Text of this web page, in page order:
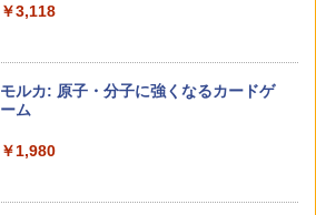
￥2,200
何回も書ける! れんしゅうボード ひらが
な・カタカナ・すうじ・ABC 3歳以上 知
中学英語をもう一度ひとつひとつわかり
￥2,750
￥3,118
モルカ: 原子・分子に強くなるカードゲ
ーム
￥1,980